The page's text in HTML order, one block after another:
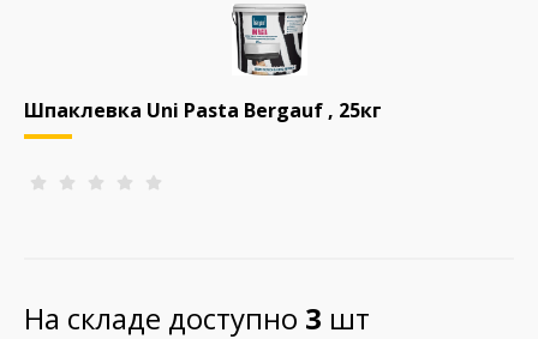
Шпаклевка Uni Pasta Bergauf , 25кг
На складе доступно 3 шт